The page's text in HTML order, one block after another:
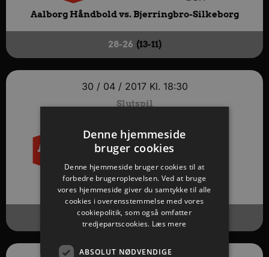
Aalborg Håndbold vs. Bjerringbro-Silkeborg
28-26 (13-11)
30 / 04 / 2017Kl. 18:30
Slutspil
Aalborg Håndbold vs.Skjern Håndbold
32-24 (18-13)
Denne hjemmeside
bruger cookies
Denne hjemmeside bruger cookies til at
forbedre brugeroplevelsen. Ved at bruge
vores hjemmeside giver du samtykke til alle
cookies i overensstemmelse med vores
cookiepolitik, som også omfatter
tredjepartscookies. Læs mere
ABSOLUT NØDVENDIGE